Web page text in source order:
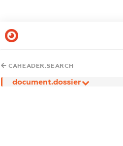
CAHEADER.SEARCH
document.dossier